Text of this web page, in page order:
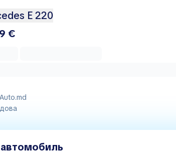
E 220
€